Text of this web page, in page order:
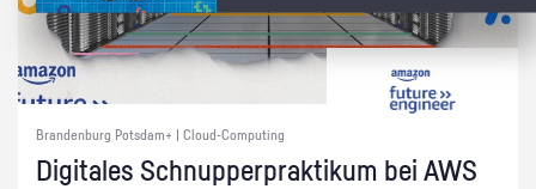
Brandenburg Potsdam+ | Cloud-Computing
Di­gi­ta­les Schnup­per­prak­ti­kum bei AWS